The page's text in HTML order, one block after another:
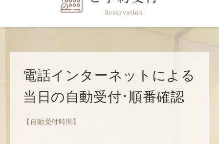
電話インターネットによる
当日の自動受付･順番確認
【自動受付時間】